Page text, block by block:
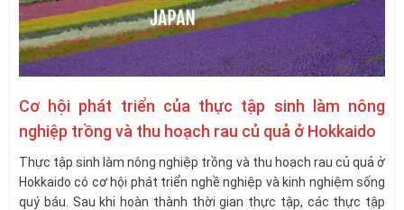
Cơ hội phát triển của thực tập sinh làm nông
nghiệp trồng và thu hoạch rau củ quả ở Hokkaido
Thực tập sinh làm nông nghiệp trồng và thu hoạch rau củ quả ở
Hokkaido có cơ hội phát triển nghề nghiệp và kinh nghiệm sống
quý báu. Sau khi hoàn thành thời gian thực tập, các thực tập